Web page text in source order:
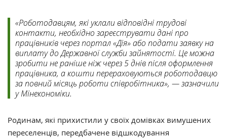
«Роботодавцям, які уклали відповідні трудові
контакти, необхідно зареєструвати дані про
працівників через портал «Дія» або подати заявку на
виплату до Державної служби зайнятості. Це можна
зробити не раніше ніж через 5 днів після оформлення
працівника, а кошти перераховуються роботодавцю
за повний місяць роботи співробітника», — зазначили
у Мінекономіки.
Родинам, які прихистили у своїх домівках вимушених
переселенців, передбачене відшкодування